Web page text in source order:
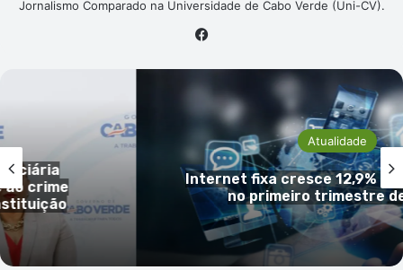
Jornalismo Comparado na Universidade de Cabo Verde (Uni-CV).
Atualidade
Internet fixa cresce 12,9% em Cabo
no primeiro trimestre de 2026